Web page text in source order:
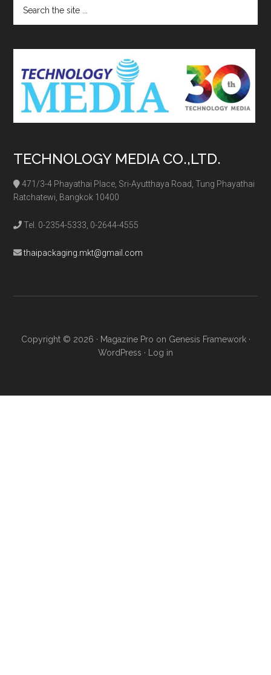
the
site
TECHNOLOGY MEDIA CO.,LTD.
471/3-4 Phayathai Place, Sri-Ayutthaya Road, Tung Phayathai
Ratchatewi, Bangkok 10400
Tel. 0-2354-5333, 0-2644-4555
thaipackaging.mkt@gmail.com
Copyright © 2026 · Magazine Pro on Genesis Framework·
WordPress · Log in